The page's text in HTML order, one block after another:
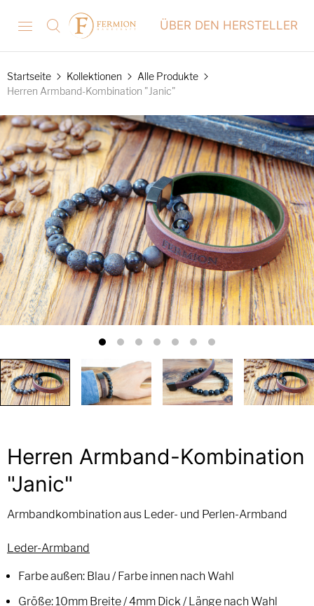
ÜBER DEN HERSTELLER
Startseite Kollektionen
Alle Produkte
Herren Armband-Kombination "Janic"
Herren Armband-Kombination
"Janic"
Armbandkombination aus Leder- und Perlen-Armband
Leder-Armband
Farbe außen: Blau / Farbe innen nach Wahl
Größe: 10mm Breite / 4mm Dick / Länge nach Wahl